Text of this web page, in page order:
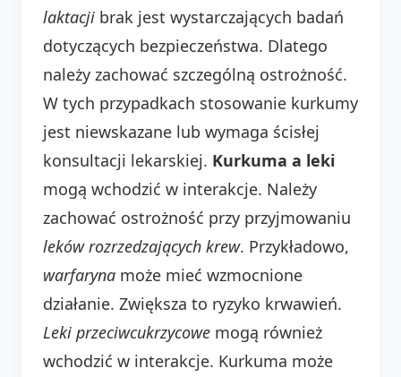
laktacji brak jest wystarczających badań
dotyczących bezpieczeństwa. Dlatego
należy zachować szczególną ostrożność.
W tych przypadkach stosowanie kurkumy
jest niewskazane lub wymaga ścisłej
konsultacji lekarskiej. Kurkuma a leki
mogą wchodzić w interakcje. Należy
zachować ostrożność przy przyjmowaniu
leków rozrzedzających krew. Przykładowo,
warfaryna może mieć wzmocnione
działanie. Zwiększa to ryzyko krwawień.
Leki przeciwcukrzycowe mogą również
wchodzić w interakcje. Kurkuma może